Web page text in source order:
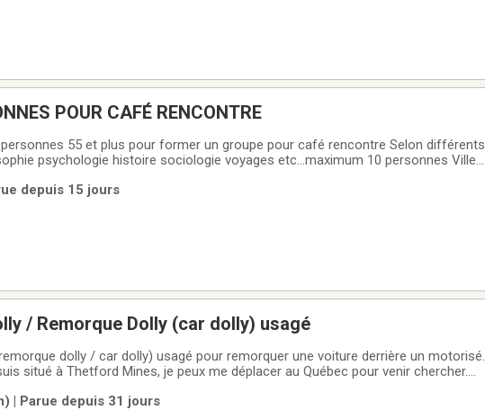
POUR CAFÉ RENCONTRE
55 et plus pour former un groupe pour café rencontre Selon différents
psychologie histoire sociologie voyages etc...maximum 10 personnes Ville
avec une seule personne par depuis 15 jours
/ Remorque Dolly (car dolly) usagé
dolly / car dolly) usagé pour remorquer une voiture derrière un motorisé.
situé à Thetford Mines, je peux me déplacer au Québec pour venir chercher.
| Parue depuis 31 jours